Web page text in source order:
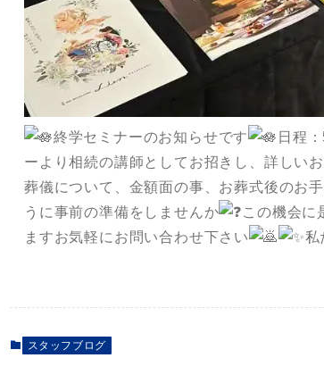
終学セミナーのお知らせです
日程
ーより相続の講師としてお招きし、詳しい
葬儀について、金額面の事、お葬式後のお
うに事前の準備をしませんか
この機会に
ますお気軽にお問い合わせ下さい
私
スタッフブログ